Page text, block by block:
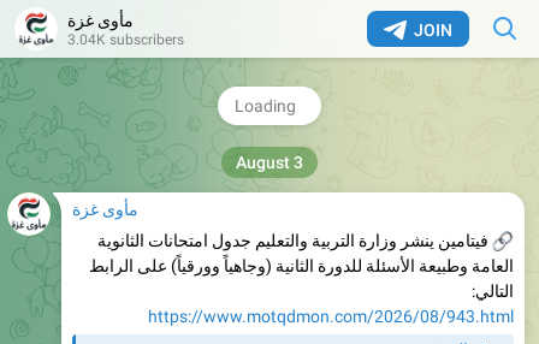
JOIN مأوى غزة
3.04K subscribers
مجموعة السلام التدريبية تعلن عن وظائف شاغرة
مأوى غزة
فيتامين ينشر وزارة التربية والتعليم جدول امتحانات الثانوية
العامة وطبيعة الأسئلة للدورة الثانية (وجاهياً وورقياً) على الرابط
التالي:
https://www.motqdmon.com/2026/08/943.html
موقع المتقدمون